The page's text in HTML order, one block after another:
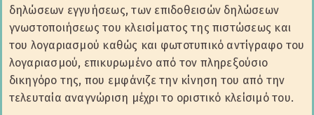
δηλώσεων εγγυήσεως, των επιδοθεισών δηλώσεων
γνωστοποιήσεως του κλεισίματος της πιστώσεως και
του λογαριασμού καθώς και φωτοτυπικό αντίγραφο του
λογαριασμού, επικυρωμένο από τον πληρεξούσιο
δικηγόρο της, που εμφάνιζε την κίνηση του από την
τελευταία αναγνώριση μέχρι το οριστικό κλείσιμό του.